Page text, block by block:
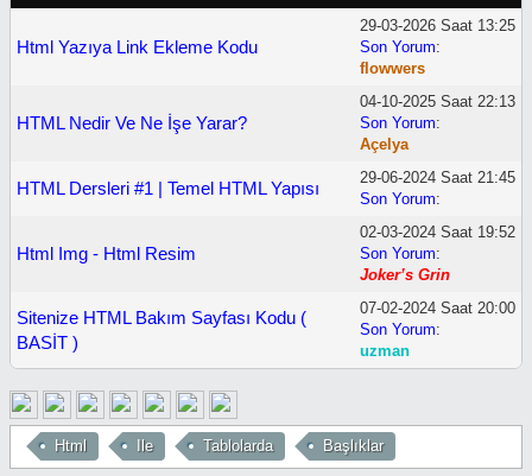
Html Yazıya Link Ekleme Kodu
29-03-2026 Saat 13:25
Son Yorum:
flowwers
HTML Nedir Ve Ne İşe Yarar?
04-10-2025 Saat 22:13
Son Yorum:
Açelya
HTML Dersleri #1 | Temel HTML Yapısı
29-06-2024 Saat 21:45
Son Yorum:
Html Img - Html Resim
02-03-2024 Saat 19:52
Son Yorum:
Joker’s Grin
Sitenize HTML Bakım Sayfası Kodu (
BASİT )
07-02-2024 Saat 20:00
Son Yorum:
uzman
Html Ile Tablolarda Başlıklar